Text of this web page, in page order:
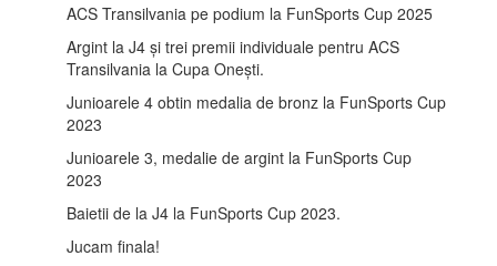
ACS Transilvania pe podium la FunSports Cup 2025
Argint la J4 și trei premii individuale pentru ACS
Transilvania la Cupa Onești.
Junioarele 4 obtin medalia de bronz la FunSports Cup
2023
Junioarele 3, medalie de argint la FunSports Cup
2023
Baietii de la J4 la FunSports Cup 2023.
Jucam finala!